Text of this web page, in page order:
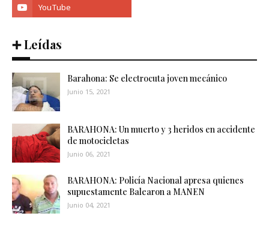
➕ Leídas
Barahona: Se electrocuta joven mecánico
Junio 15, 2021
BARAHONA: Un muerto y 3 heridos en accidente
de motocicletas
Junio 06, 2021
BARAHONA: Policía Nacional apresa quienes
supuestamente Balearon a MANEN
Junio 04, 2021